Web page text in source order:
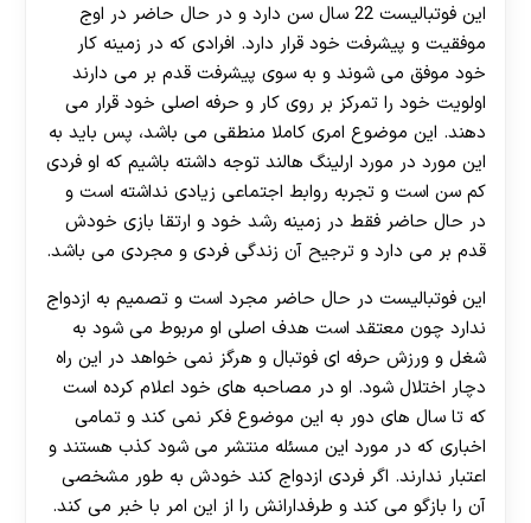
این فوتبالیست 22 سال سن دارد و در حال حاضر در اوج
موفقیت و پیشرفت خود قرار دارد. افرادی که در زمینه کار
خود موفق می شوند و به سوی پیشرفت قدم بر می دارند
اولویت خود را تمرکز بر روی کار و حرفه اصلی خود قرار می
دهند. این موضوع امری کاملا منطقی می باشد، پس باید به
این مورد در مورد ارلینگ هالند توجه داشته باشیم که او فردی
کم سن است و تجربه روابط اجتماعی زیادی نداشته است و
در حال حاضر فقط در زمینه رشد خود و ارتقا بازی خودش
قدم بر می دارد و ترجیح آن زندگی فردی و مجردی می باشد.
این فوتبالیست در حال حاضر مجرد است و تصمیم به ازدواج
ندارد چون معتقد است هدف اصلی او مربوط می شود به
شغل و ورزش حرفه ای فوتبال و هرگز نمی خواهد در این راه
دچار اختلال شود. او در مصاحبه های خود اعلام کرده است
که تا سال های دور به این موضوع فکر نمی کند و تمامی
اخباری که در مورد این مسئله منتشر می شود کذب هستند و
اعتبار ندارند. اگر فردی ازدواج کند خودش به طور مشخصی
آن را بازگو می کند و طرفدارانش را از این امر با خبر می کند.